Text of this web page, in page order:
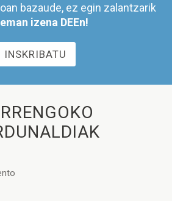
bazaude, ez egin zalantzarik
eman izena DEEn!
INSKRIBATU